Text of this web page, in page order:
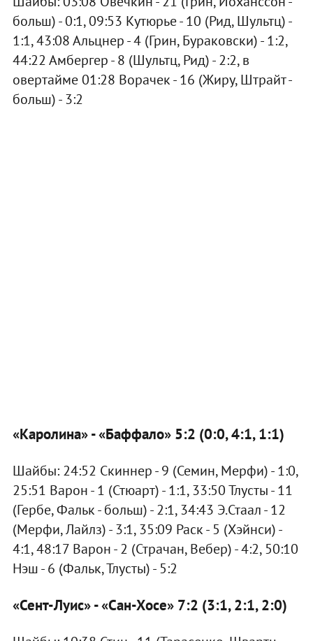
больш) - 0:1, 09:53 Кутюрье - 10 (Рид, Шультц) -
1:1, 43:08 Альцнер - 4 (Грин, Бураковски) - 1:2,
44:22 Амбергер - 8 (Шультц, Рид) - 2:2, в
овертайме 01:28 Ворачек - 16 (Жиру, Штрайт -
больш) - 3:2
«Каролина» - «Баффало» 5:2 (0:0, 4:1, 1:1)
Шайбы: 24:52 Скиннер - 9 (Семин, Мерфи) - 1:0,
25:51 Варон - 1 (Стюарт) - 1:1, 33:50 Тлусты - 11
(Гербе, Фальк - больш) - 2:1, 34:43 Э.Стаал - 12
(Мерфи, Лайлз) - 3:1, 35:09 Раск - 5 (Хэйнси) -
4:1, 48:17 Варон - 2 (Страчан, Вебер) - 4:2, 50:10
Нэш - 6 (Фальк, Тлусты) - 5:2
«Сент-Луис» - «Сан-Хосе» 7:2 (3:1, 2:1, 2:0)